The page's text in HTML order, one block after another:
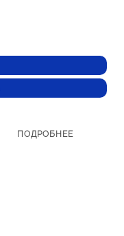
ПОДРОБНЕЕ